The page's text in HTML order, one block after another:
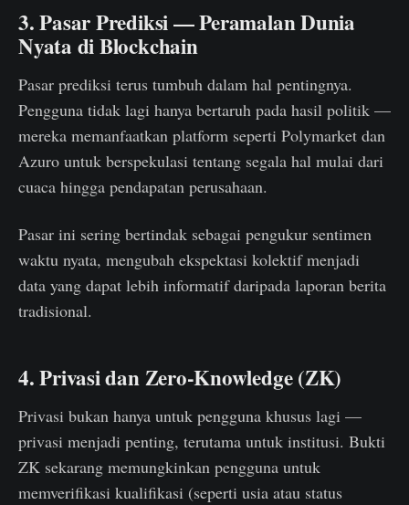
3. Pasar Prediksi — Peramalan Dunia
Nyata di Blockchain
Pasar prediksi terus tumbuh dalam hal pentingnya.
Pengguna tidak lagi hanya bertaruh pada hasil politik —
mereka memanfaatkan platform seperti Polymarket dan
Azuro untuk berspekulasi tentang segala hal mulai dari
cuaca hingga pendapatan perusahaan.
Pasar ini sering bertindak sebagai pengukur sentimen
waktu nyata, mengubah ekspektasi kolektif menjadi
data yang dapat lebih informatif daripada laporan berita
tradisional.
4. Privasi dan Zero-Knowledge (ZK)
Privasi bukan hanya untuk pengguna khusus lagi —
privasi menjadi penting, terutama untuk institusi. Bukti
ZK sekarang memungkinkan pengguna untuk
memverifikasi kualifikasi (seperti usia atau status